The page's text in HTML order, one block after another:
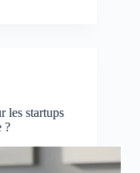
les startups
?